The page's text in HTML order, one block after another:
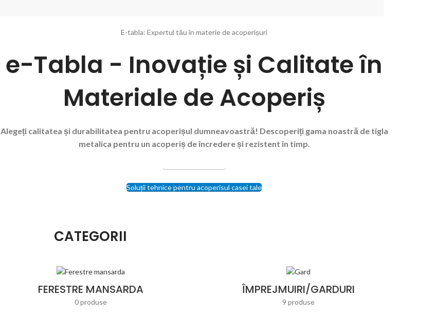
E-tabla: Expertul tău în materie de acoperișuri
e-Tabla - Inovație și Calitate în
Materiale de Acoperiș
Alegeți calitatea și durabilitatea pentru acoperișul dumneavoastră! Descoperiți gama noastră de tigla
metalica pentru un acoperiș de încredere și rezistent în timp.
SOLICITĂ OFERTA
Soluții tehnice pentru acoperisul casei tale
CATEGORII
FERESTRE MANSARDA
0 produse
ÎMPREJMUIRI/GARDURI
9 produse